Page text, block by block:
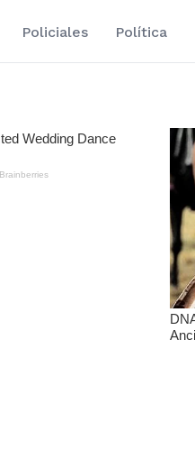
Policiales Política